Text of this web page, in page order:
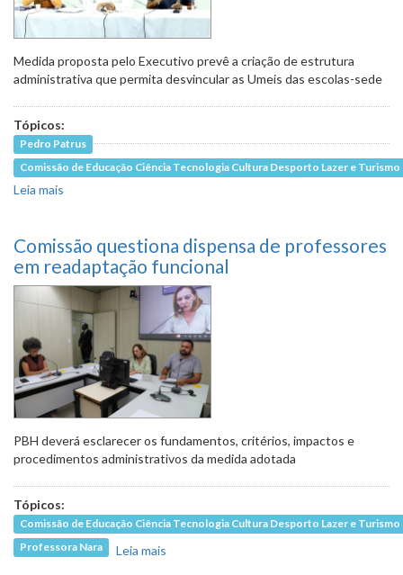
Medida proposta pelo Executivo prevê a criação de estrutura
administrativa que permita desvincular as Umeis das escolas-sede
Tópicos:
Pedro Patrus
Comissão de Educação Ciência Tecnologia Cultura Desporto Lazer e Turismo
Leia mais
Comissão questiona dispensa de professores
em readaptação funcional
PBH deverá esclarecer os fundamentos, critérios, impactos e
procedimentos administrativos da medida adotada
Tópicos:
Comissão de Educação Ciência Tecnologia Cultura Desporto Lazer e Turismo
Professora Nara
Leia mais